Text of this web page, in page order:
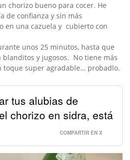
chorizo bueno para cocer. He
de confianza y sin más
en una cazuela y cubierto con
unos 25 minutos, hasta que
y jugosos. No tiene más
toque super agradable… probadlo.
tus alubias de
chorizo en sidra, está
COMPARTIR EN X